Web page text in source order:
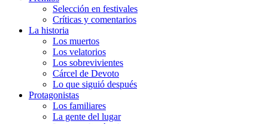
Selección en festivales
Críticas y comentarios
La historia
Los muertos
Los velatorios
Los sobrevivientes
Cárcel de Devoto
Lo que siguió después
Protagonistas
Los familiares
La gente del lugar